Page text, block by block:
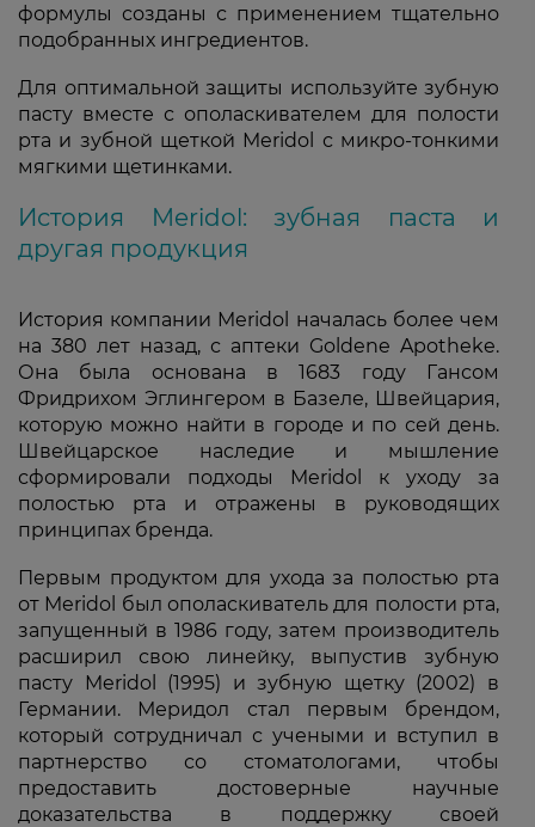
формулы созданы с применением тщательно
подобранных ингредиентов.
Для оптимальной защиты используйте зубную
пасту вместе с ополаскивателем для полости
рта и зубной щеткой Meridol с микро-тонкими
мягкими щетинками.
История Meridol: зубная паста и
другая продукция
История компании Meridol началась более чем
на 380 лет назад, с аптеки Goldene Apotheke.
Она была основана в 1683 году Гансом
Фридрихом Эглингером в Базеле, Швейцария,
которую можно найти в городе и по сей день.
Швейцарское наследие и мышление
сформировали подходы Meridol к уходу за
полостью рта и отражены в руководящих
принципах бренда.
Первым продуктом для ухода за полостью рта
от Meridol был ополаскиватель для полости рта,
запущенный в 1986 году, затем производитель
расширил свою линейку, выпустив зубную
пасту Meridol (1995) и зубную щетку (2002) в
Германии. Меридол стал первым брендом,
который сотрудничал с учеными и вступил в
партнерство со стоматологами, чтобы
предоставить достоверные научные
доказательства в поддержку своей